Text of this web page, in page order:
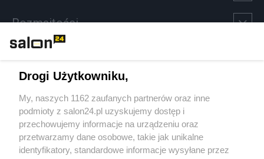
Rozmaitości
Sport
Społeczeństwo
Kultura
Drogi Użytkowniku,
My, naszych 1162 zaufanych partnerów oraz inne
podmioty z salon24.pl uzyskujemy dostęp i
przechowujemy informacje na urządzeniu oraz
przetwarzamy dane osobowe, takie jak unikalne
identyfikatory, standardowe informacje wysyłane przez